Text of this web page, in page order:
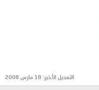
التعديل الأخير: 18 مارس 2008